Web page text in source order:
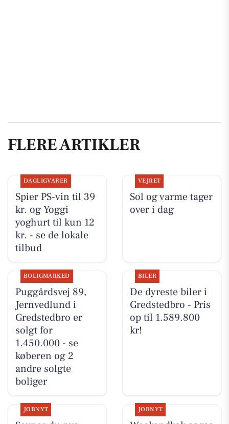
FLERE ARTIKLER
DAGLIGVARER
Spier PS-vin til 39
kr. og Yoggi
yoghurt til kun 12
kr. - se de lokale
tilbud
VEJRET
Sol og varme tager
over i dag
BOLIGMARKED
Puggårdsvej 89,
Jernvedlund i
Gredstedbro er
solgt for
1.450.000 - se
køberen og 2
andre solgte
boliger
BILER
De dyreste biler i
Gredstedbro - Pris
op til 1.589.800
kr!
JOBNYT JOBNYT